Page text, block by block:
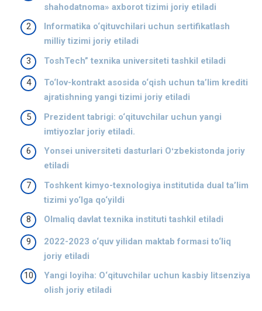
shahodatnoma» axborot tizimi joriy etiladi
Informatika o‘qituvchilari uchun sertifikatlash
milliy tizimi joriy etiladi
ToshTech” texnika universiteti tashkil etiladi
To‘lov-kontrakt asosida o‘qish uchun ta’lim krediti
ajratishning yangi tizimi joriy etiladi
Prezident tabrigi: o‘qituvchilar uchun yangi
imtiyozlar joriy etiladi.
Yonsei universiteti dasturlari Oʻzbekistonda joriy
etiladi
Toshkent kimyo-texnologiya institutida dual ta’lim
tizimi yo‘lga qo‘yildi
Olmaliq davlat texnika instituti tashkil etiladi
2022-2023 o‘quv yilidan maktab formasi to‘liq
joriy etiladi
Yangi loyiha: O‘qituvchilar uchun kasbiy litsenziya
olish joriy etiladi